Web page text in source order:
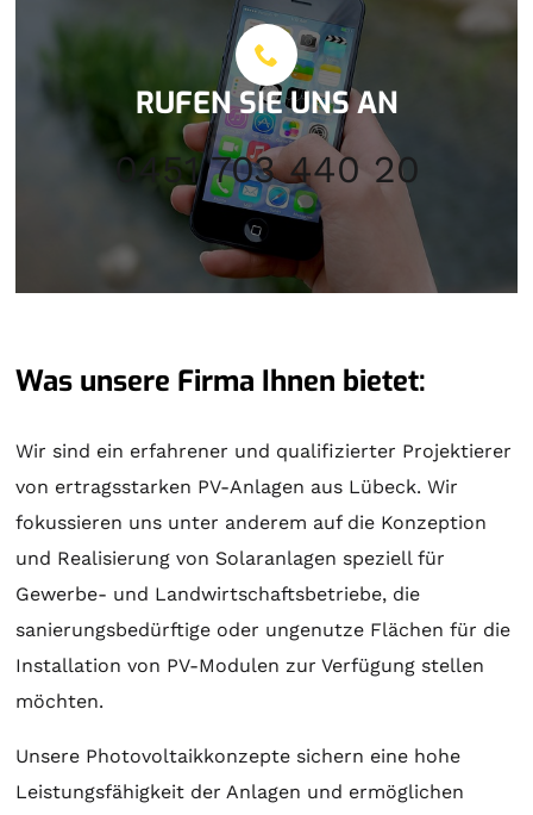
RUFEN SIE UNS AN
0451 703 440 20
Was unsere Firma Ihnen bietet:
Wir sind ein erfahrener und qualifizierter Projektierer
von ertragsstarken PV-Anlagen aus Lübeck. Wir
fokussieren uns unter anderem auf die Konzeption
und Realisierung von Solaranlagen speziell für
Gewerbe- und Landwirtschaftsbetriebe, die
sanierungsbedürftige oder ungenutze Flächen für die
Installation von PV-Modulen zur Verfügung stellen
möchten.
Unsere Photovoltaikkonzepte sichern eine hohe
Leistungsfähigkeit der Anlagen und ermöglichen